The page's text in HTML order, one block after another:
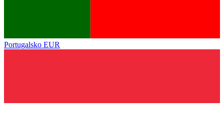
Portugalsko EUR